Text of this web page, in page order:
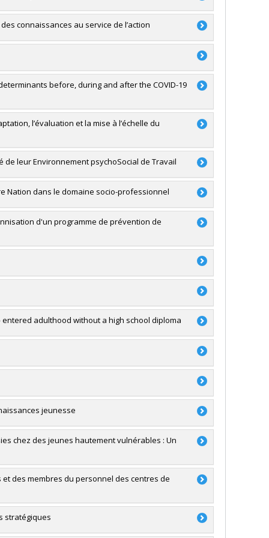
du travail
connaissances au service de l’action
before, during and after the COVID-19
l’évaluation et la mise à l’échelle du
de leur Environnement psychoSocial de Travail
Nation dans le domaine socio-professionnel
d'un programme de prévention de
de fonctionnement programmatiques
adulthood without a high school diploma
jeunesse
Frohlich, Isabelle Archambault
chez des jeunes hautement vulnérables : Un
et la réussite scolaires
des membres du personnel des centres de
stratégiques